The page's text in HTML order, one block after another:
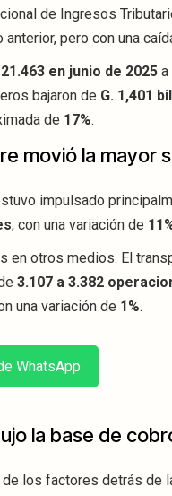
de Ingresos
pero con una
21.463 en junio de 2025 a
bajaron de G. 1,401
de 17%.
movió la mayor
impulsado
, con una variación de
en otros medios. El
3.107 a 3.382
una variación de 1%.
WhatsApp
la base de
los factores detrás de